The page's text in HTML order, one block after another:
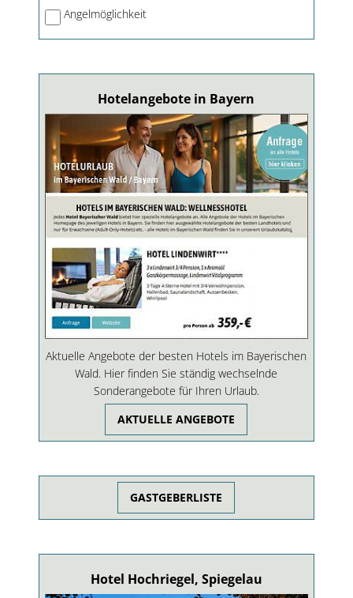
Angelmöglichkeit
Hotelangebote in Bayern
Aktuelle Angebote der besten Hotels im Bayerischen
Wald. Hier finden Sie ständig wechselnde
Sonderangebote für Ihren Urlaub.
AKTUELLE ANGEBOTE
GASTGEBERLISTE
Hotel Hochriegel, Spiegelau